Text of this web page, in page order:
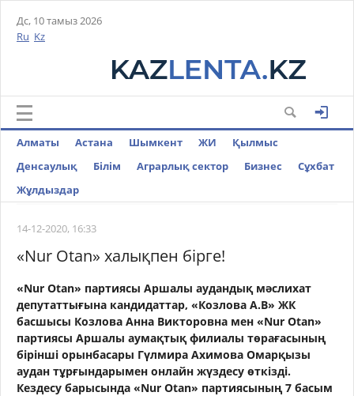
Дс, 10 тамыз 2026
Ru Kz
Алматы Астана Шымкент ЖИ
Қылмыс
Денсаулық
Білім Аграрлық сектор Бизнес
Cұхбат
Жұлдыздар
14-12-2020, 16:33
«Nur Otan» халықпен бірге!
«Nur Otan» партиясы Аршалы аудандық мәслихат
депутаттығына кандидаттар, «Козлова А.В» ЖК
басшысы Козлова Анна Викторовна мен «Nur Otan»
партиясы Аршалы аумақтық филиалы төрағасының
бірінші орынбасары Гүлмира Ахимова Омарқызы
аудан тұрғындарымен онлайн жүздесу өткізді.
Кездесу барысында «Nur Otan» партиясының 7 басым